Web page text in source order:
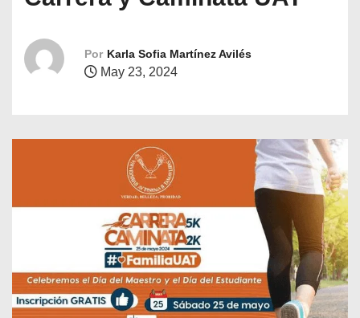
Por Karla Sofia Martínez Avilés
May 23, 2024